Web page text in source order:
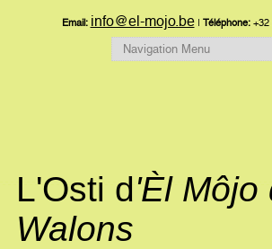
Email: info@el-mojo.be| Téléphone:+32
L'Osti d'Èl Môjo
Walons